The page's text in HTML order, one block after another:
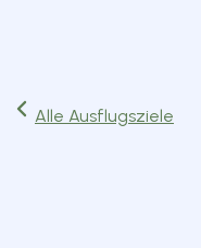
Alle Ausflugsziele